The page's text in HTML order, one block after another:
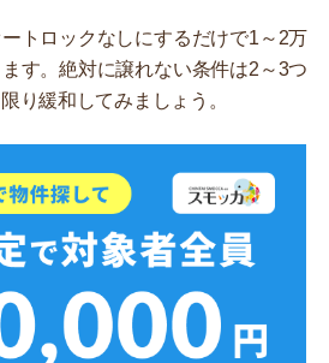
トロックなしにするだけで1～2万
す。絶対に譲れない条件は2～3つ
り緩和してみましょう。